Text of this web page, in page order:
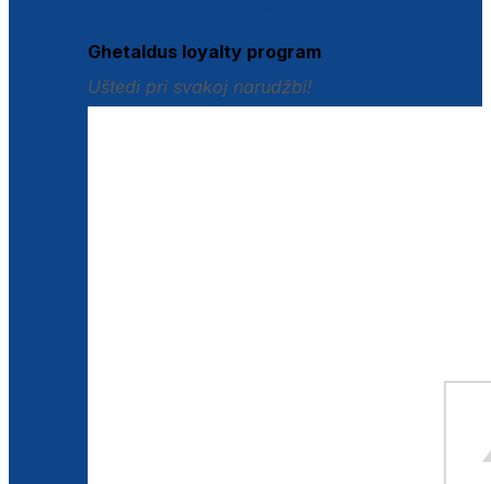
Ghetaldus loyalty program
Uštedi pri svakoj narudžbi!